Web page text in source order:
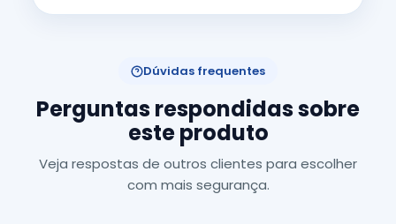
Dúvidas frequentes
Perguntas respondidas sobre
este produto
Veja respostas de outros clientes para escolher
com mais segurança.